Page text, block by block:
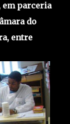
em parceria
do
entre